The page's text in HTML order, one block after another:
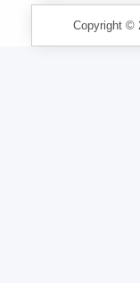
Copyright ©